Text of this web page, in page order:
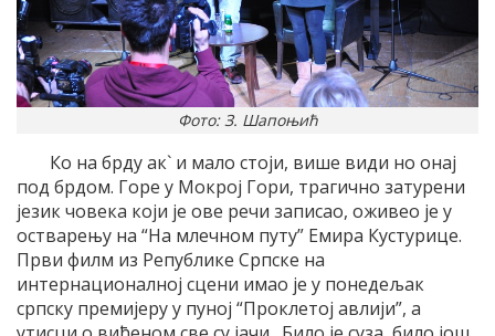
Фото: З. Шапоњић
Ко на брду ак` и мало стоји, више види но онај
под брдом. Горе у Мокрој Гори, трагично затурени
језик човека који је ове речи записао, оживео је у
остварењу на “На млечном путу” Емира Кустурице.
Први филм из Републике Српске на
интернационалној сцени имао је у понедељак
српску премијеру у пуној “Проклетој авлији”, а